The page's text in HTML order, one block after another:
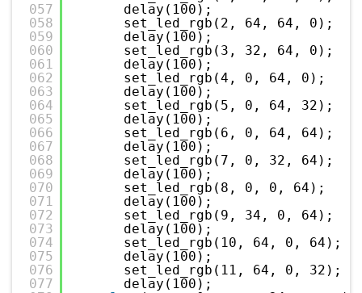
057
058
059
060
061
062
063
064
065
066
067
068
069
070
071
072
073
074
075
076
077
delay(100);
set_led_rgb(2, 64, 64, 0);
delay(100);
set_led_rgb(3, 32, 64, 0);
delay(100);
set_led_rgb(4, 0, 64, 0);
delay(100);
set_led_rgb(5, 0, 64, 32);
delay(100);
set_led_rgb(6, 0, 64, 64);
delay(100);
set_led_rgb(7, 0, 32, 64);
delay(100);
set_led_rgb(8, 0, 0, 64);
delay(100);
set_led_rgb(9, 34, 0, 64);
delay(100);
set_led_rgb(10, 64, 0, 64);
delay(100);
set_led_rgb(11, 64, 0, 32);
delay(100);